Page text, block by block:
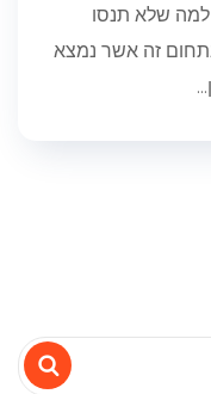
למה שלא תנסו
זה אשר נמצא